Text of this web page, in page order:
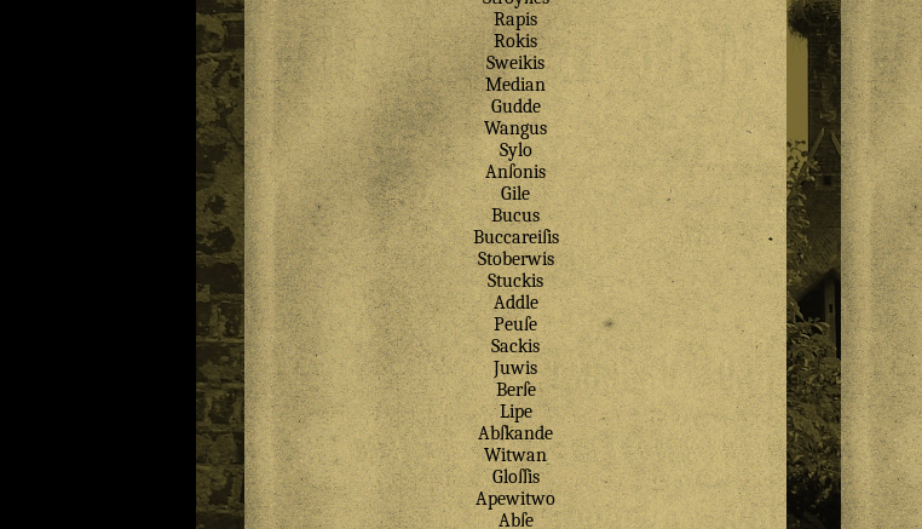
Rapis
Rokis
Sweikis
Median
Gudde
Wangus
Sylo
Anſonis
Gile
Bucus
Buccareiſis
Stoberwis
Stuckis
Addle
Peuſe
Sackis
Juwis
Berſe
Lipe
Abſkande
Witwan
Gloſſis
Apewitwo
Abſe